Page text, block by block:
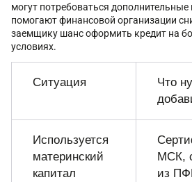
могут потребоваться
помогают финансовой организации
заемщику шанс оформить кредит на
условиях.
Ситуация
Что
Используется
материнский
капитал
МСК,
из